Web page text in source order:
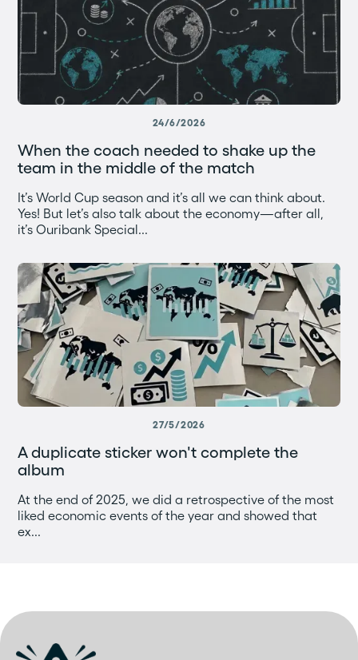
24/6/2026
When the coach needed to shake up the
team in the middle of the match
It’s World Cup season and it’s all we can think about.
Yes! But let’s also talk about the economy—after all,
it’s Ouribank Special...
27/5/2026
A duplicate sticker won't complete the
album
At the end of 2025, we did a retrospective of the most
liked economic events of the year and showed that
ex...